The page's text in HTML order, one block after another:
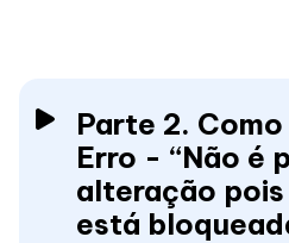
Parte 2.
Erro - “Não é
alteração
está